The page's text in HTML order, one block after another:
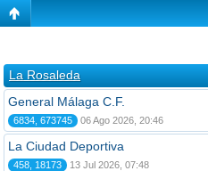
La Rosaleda
General Málaga C.F.
6834, 673745 06 Ago 2026, 20:46
La Ciudad Deportiva
458, 18173 13 Jul 2026, 07:48